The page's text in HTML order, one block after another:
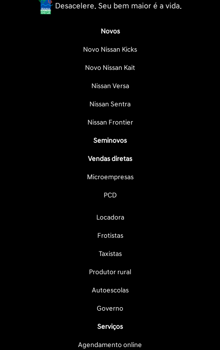
Desacelere. Seu bem maior é a vida.
Novos
Novo Nissan Kicks
Novo Nissan Kait
Nissan Versa
Nissan Sentra
Nissan Frontier
Seminovos
Vendas diretas
Microempresas
PCD
Locadora
Frotistas
Taxistas
Produtor rural
Autoescolas
Governo
Serviços
Agendamento online